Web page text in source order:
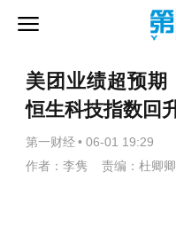
美团业绩超预期
恒生科技指数回
第一财经 • 06-01 19:29
作者：李隽 责编：杜卿卿